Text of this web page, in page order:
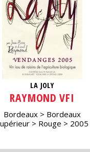
LA JOLY
RAYMOND VFI
Bordeaux
Bordeaux
Rouge 2005